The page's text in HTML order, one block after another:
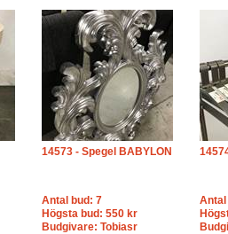
14573 - Spegel BABYLON
Antal bud: 7
Högsta bud: 550 kr
Budgivare: Tobiasr
Antal